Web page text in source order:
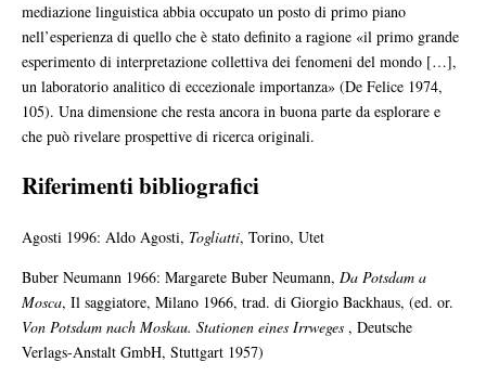
mediazione linguistica abbia occupato un posto di primo piano
nell’esperienza di quello che è stato definito a ragione «il primo grande
esperimento di interpretazione collettiva dei fenomeni del mondo […],
un laboratorio analitico di eccezionale importanza» (De Felice 1974,
105). Una dimensione che resta ancora in buona parte da esplorare e
che può rivelare prospettive di ricerca originali.
Riferimenti bibliografici
Agosti 1996: Aldo Agosti, Togliatti, Torino, Utet
Buber Neumann 1966: Margarete Buber Neumann, Da Potsdam a
Mosca, Il saggiatore, Milano 1966, trad. di Giorgio Backhaus, (ed. or.
Von Potsdam nach Moskau. Stationen eines Irrweges , Deutsche
Verlags-Anstalt GmbH, Stuttgart 1957)